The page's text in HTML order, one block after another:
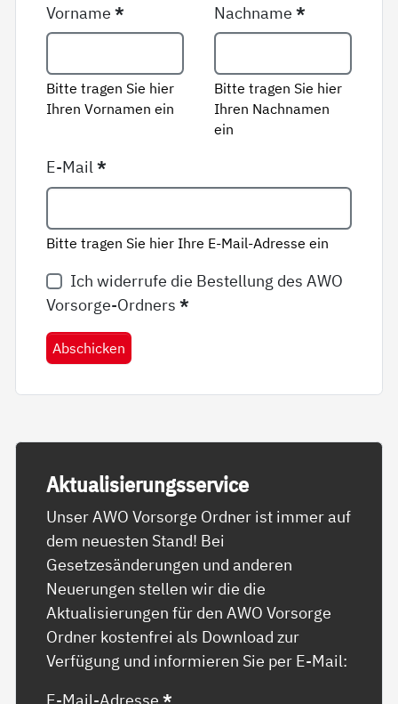
Vorname*
Bitte tragen Sie hier
Ihren Vornamen ein
Nachname*
Bitte tragen Sie hier
Ihren Nachnamen
ein
E-Mail*
Bitte tragen Sie hier Ihre E-Mail-Adresse ein
Ich widerrufe die Bestellung des AWO
Vorsorge-Ordners*
Abschicken
Ak­tua­li­sie­rungs­ser­vice
Unser AWO Vorsorge Ordner ist immer auf
dem neuesten Stand! Bei
Gesetzesänderungen und anderen
Neuerungen stellen wir die die
Aktualisierungen für den AWO Vorsorge
Ordner kostenfrei als Download zur
Verfügung und informieren Sie per E-Mail:
E-Mail-Adresse*